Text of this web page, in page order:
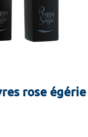
rose